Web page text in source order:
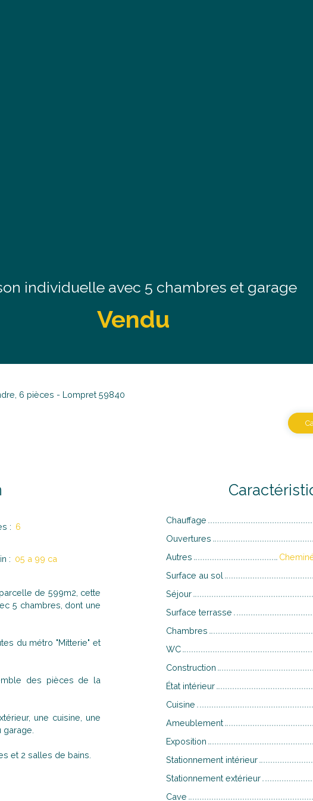
individuelle avec 5 chambres et garage
Vendu
6 pièces - Lompret 59840
: 6
: 05 a 99 ca
parcelle de 599m2, cette
5 chambres, dont une
du métro "Mitterie" et
des pièces de la
une cuisine, une
et 2 salles de bains.
Chauffage
Ouvertures
Autres
Surface au sol
Séjour
Surface terrasse
Chambres
WC
Construction
État intérieur
Cuisine
Ameublement
Exposition
Stationnement intérieur
Stationnement extérieur
Cave